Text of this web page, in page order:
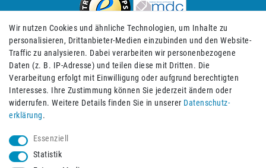
Impressum Daten­schutz­erklärung AGB
Wir nutzen Cookies und ähnliche Technologien, um Inhalte zu
personalisieren, Drittanbieter-Medien einzubinden und den Website-
Traffic zu analysieren. Dabei verarbeiten wir personenbezogene
Daten (z. B. IP-Adresse) und teilen diese mit Dritten. Die
Verarbeitung erfolgt mit Einwilligung oder aufgrund berechtigten
Interesses. Ihre Zustimmung können Sie jederzeit ändern oder
widerrufen. Weitere Details finden Sie in unserer Daten­schutz­
erklärung.
Essenziell
Statistik